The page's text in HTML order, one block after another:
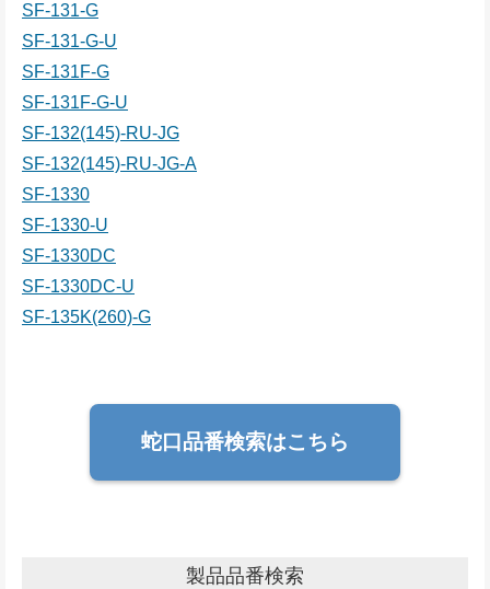
SF-131-G
SF-131-G-U
SF-131F-G
SF-131F-G-U
SF-132(145)-RU-JG
SF-132(145)-RU-JG-A
SF-1330
SF-1330-U
SF-1330DC
SF-1330DC-U
SF-135K(260)-G
蛇口品番検索はこちら
製品品番検索